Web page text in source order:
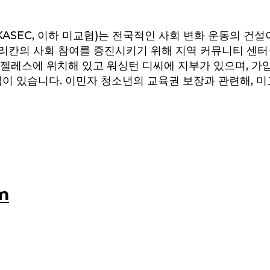
이하 미교협)는 전국적인 사회 변화 운동의 건
칸의 사회 참여를 증진시키기 위해 지역 커뮤니티 센
레스에 위치해 있고 워싱턴 디씨에 지부가 있으며, 가
있습니다. 이민자 청소년의 교육권 보장과 관련해,